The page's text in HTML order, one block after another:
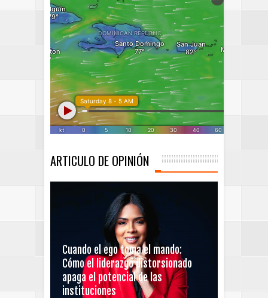
ARTICULO DE OPINIÓN
Cuando el ego toma el mando:
Cómo el liderazgo distorsionado
apaga el potencial de las
instituciones